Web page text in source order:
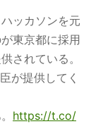
ッカソンを元
東京都に採用
されている。
が提供してく
https://t.co/